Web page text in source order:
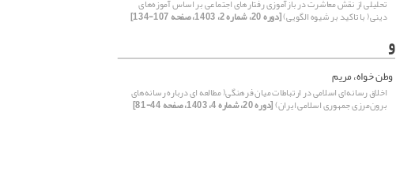
تحلیلی از نقش معاشرت در بازآموزی رفتارهای اجتماعی بر اساس آموزه‌های
دینی( با تاکید بر شیوه الگویی)[دوره 20، شماره 2، 1403، صفحه 107-134]
و
وطن خواه، مریم
اخلاق رسانه‌ای اسلامی در ارتباطات میان فرهنگی( مطالعه ای درباره رسانه‌های
برون‌مرزی جمهوری اسلامی ایران)[دوره 20، شماره 4، 1403، صفحه 44-81]